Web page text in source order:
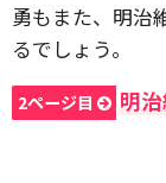
勇もまた、明治
るでしょう。
2ページ目 明